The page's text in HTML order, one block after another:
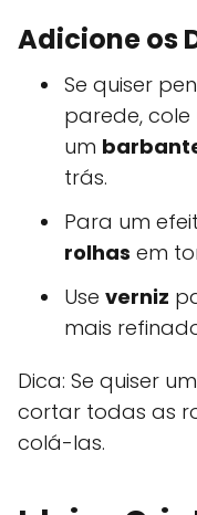
Adicione os
Se quiser
parede, cole
um
trás.
Para um
rolhas em
Use verniz
mais
Dica: Se quiser
cortar todas as
colá-las.